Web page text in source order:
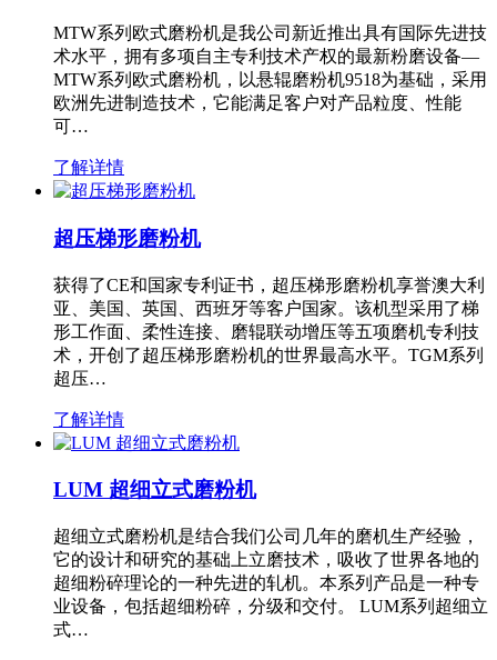
MTW系列欧式磨粉机是我公司新近推出具有国际先进技
术水平，拥有多项自主专利技术产权的最新粉磨设备—
MTW系列欧式磨粉机，以悬辊磨粉机9518为基础，采用
欧洲先进制造技术，它能满足客户对产品粒度、性能
可…
了解详情
超压梯形磨粉机
获得了CE和国家专利证书，超压梯形磨粉机享誉澳大利
亚、美国、英国、西班牙等客户国家。该机型采用了梯
形工作面、柔性连接、磨辊联动增压等五项磨机专利技
术，开创了超压梯形磨粉机的世界最高水平。TGM系列
超压…
了解详情
LUM 超细立式磨粉机
超细立式磨粉机是结合我们公司几年的磨机生产经验，
它的设计和研究的基础上立磨技术，吸收了世界各地的
超细粉碎理论的一种先进的轧机。本系列产品是一种专
业设备，包括超细粉碎，分级和交付。 LUM系列超细立
式…